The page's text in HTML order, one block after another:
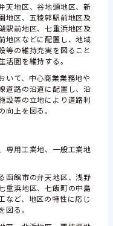
天地区、谷地頭地区、新
地区、五稜郭駅前地区及
駅前地区、七重浜地区及
地区などに配置し、地域
等の維持充実を図ること
活圏を維持する。
いて、中心商業業務地や
道路の沿道に配置し、沿
設等の立地により道路利
向上を図る。
専用工業地、一般工業地
函館市の弁天地区、浅野
重浜地区、七飯町の中島
など、地区の特性に応じ
図る。